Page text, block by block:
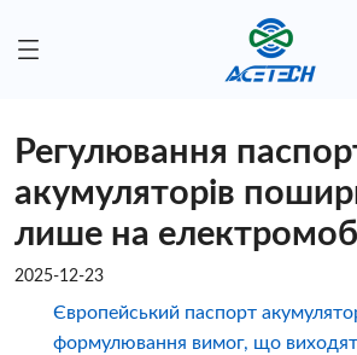
Регулювання
акумуляторів
лише на
2025-12-23
Європейський паспорт
формулювання вимог, що